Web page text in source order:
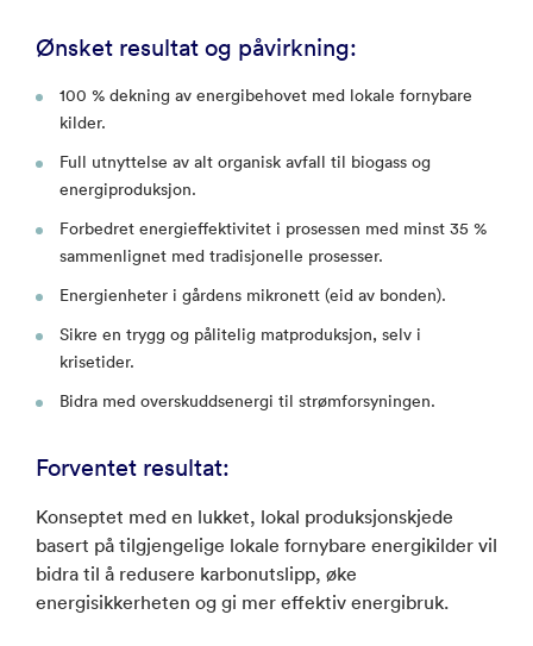
Ønsket resultat og påvirkning:
100 % dekning av energibehovet med lokale fornybare
kilder.
Full utnyttelse av alt organisk avfall til biogass og
energiproduksjon.
Forbedret energieffektivitet i prosessen med minst 35 %
sammenlignet med tradisjonelle prosesser.
Energienheter i gårdens mikronett (eid av bonden).
Sikre en trygg og pålitelig matproduksjon, selv i
krisetider.
Bidra med overskuddsenergi til strømforsyningen.
Forventet resultat:
Konseptet med en lukket, lokal produksjonskjede
basert på tilgjengelige lokale fornybare energikilder vil
bidra til å redusere karbonutslipp, øke
energisikkerheten og gi mer effektiv energibruk.